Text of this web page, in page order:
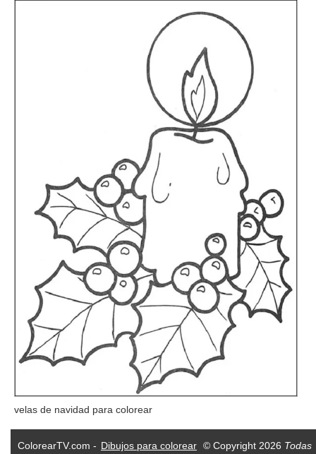
velas de navidad para colorear
ColorearTV.com - Dibujos para colorear © Copyright 2026 Todas